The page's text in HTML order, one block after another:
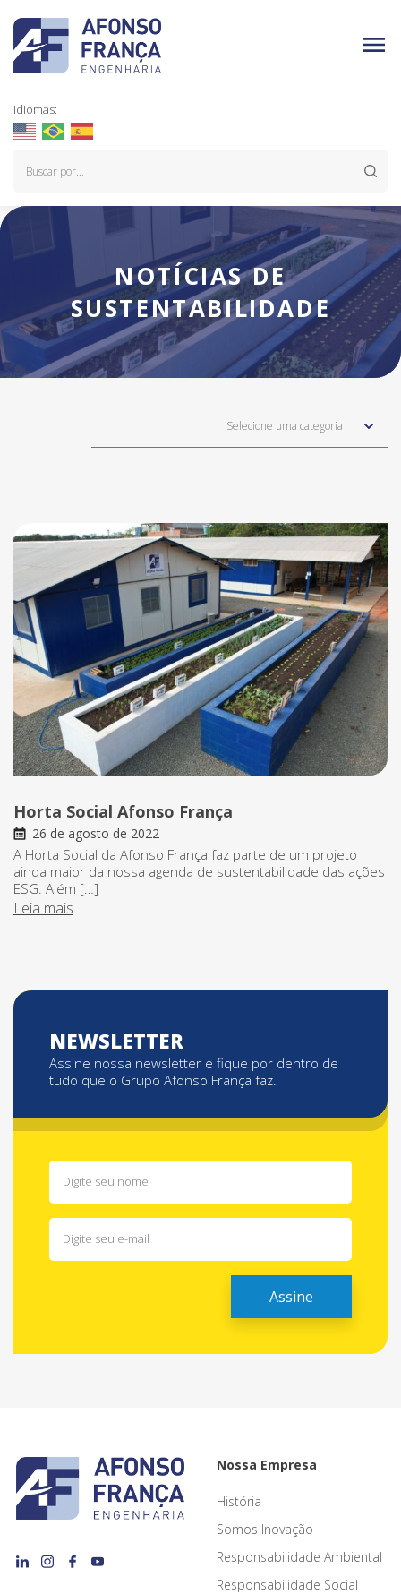
Idiomas:
NOTÍCIAS DE
SUSTENTABILIDADE
Selecione uma categoria
Horta Social Afonso França
26 de agosto de 2022
A Horta Social da Afonso França faz parte de um projeto
ainda maior da nossa agenda de sustentabilidade das ações
ESG. Além […]
Leia mais
NEWSLETTER
Assine nossa newsletter e fique por dentro de
tudo que o Grupo Afonso França faz.
Nossa Empresa
História
Somos Inovação
Responsabilidade Ambiental
Responsabilidade Social